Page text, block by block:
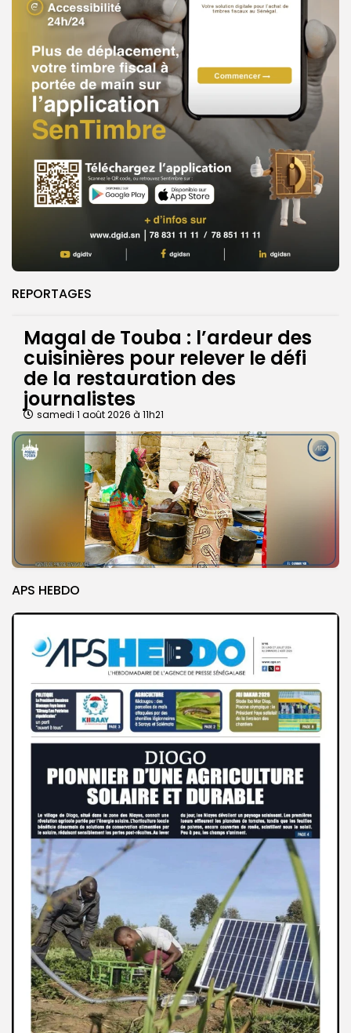
REPORTAGES
Magal de Touba : l’ardeur des
cuisinières pour relever le défi
de la restauration des
journalistes
samedi 1 août 2026 à 11h21
APS HEBDO